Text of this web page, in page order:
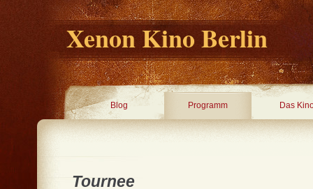
Xenon Kino Berlin
Blog Programm Das
Tournee